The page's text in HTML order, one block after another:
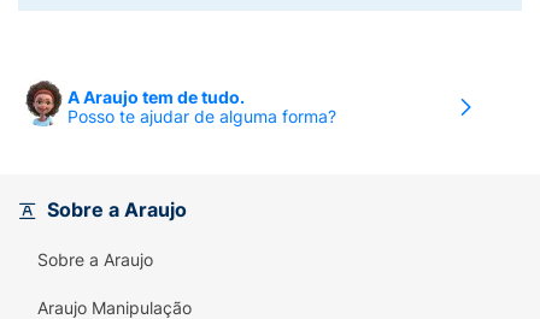
e podem ser utilizadas com total segurança
Principais Diferenciais:
direto com o cesto.
Material Premium:
atóxico e que não altera o sabor dos
A Araujo tem de tudo.
Posso te ajudar de alguma forma?
Sobre a Araujo
Sobre a Araujo
Araujo Manipulação